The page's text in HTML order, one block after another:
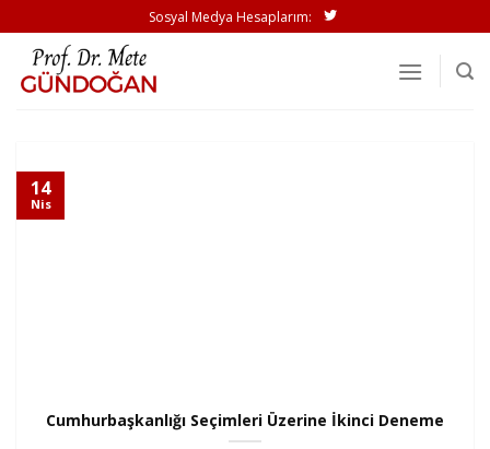
atla
Sosyal Medya Hesaplarım:
Cumhurbaşkanlığı Seçimleri Üzerine İkinci Deneme
14
Nis